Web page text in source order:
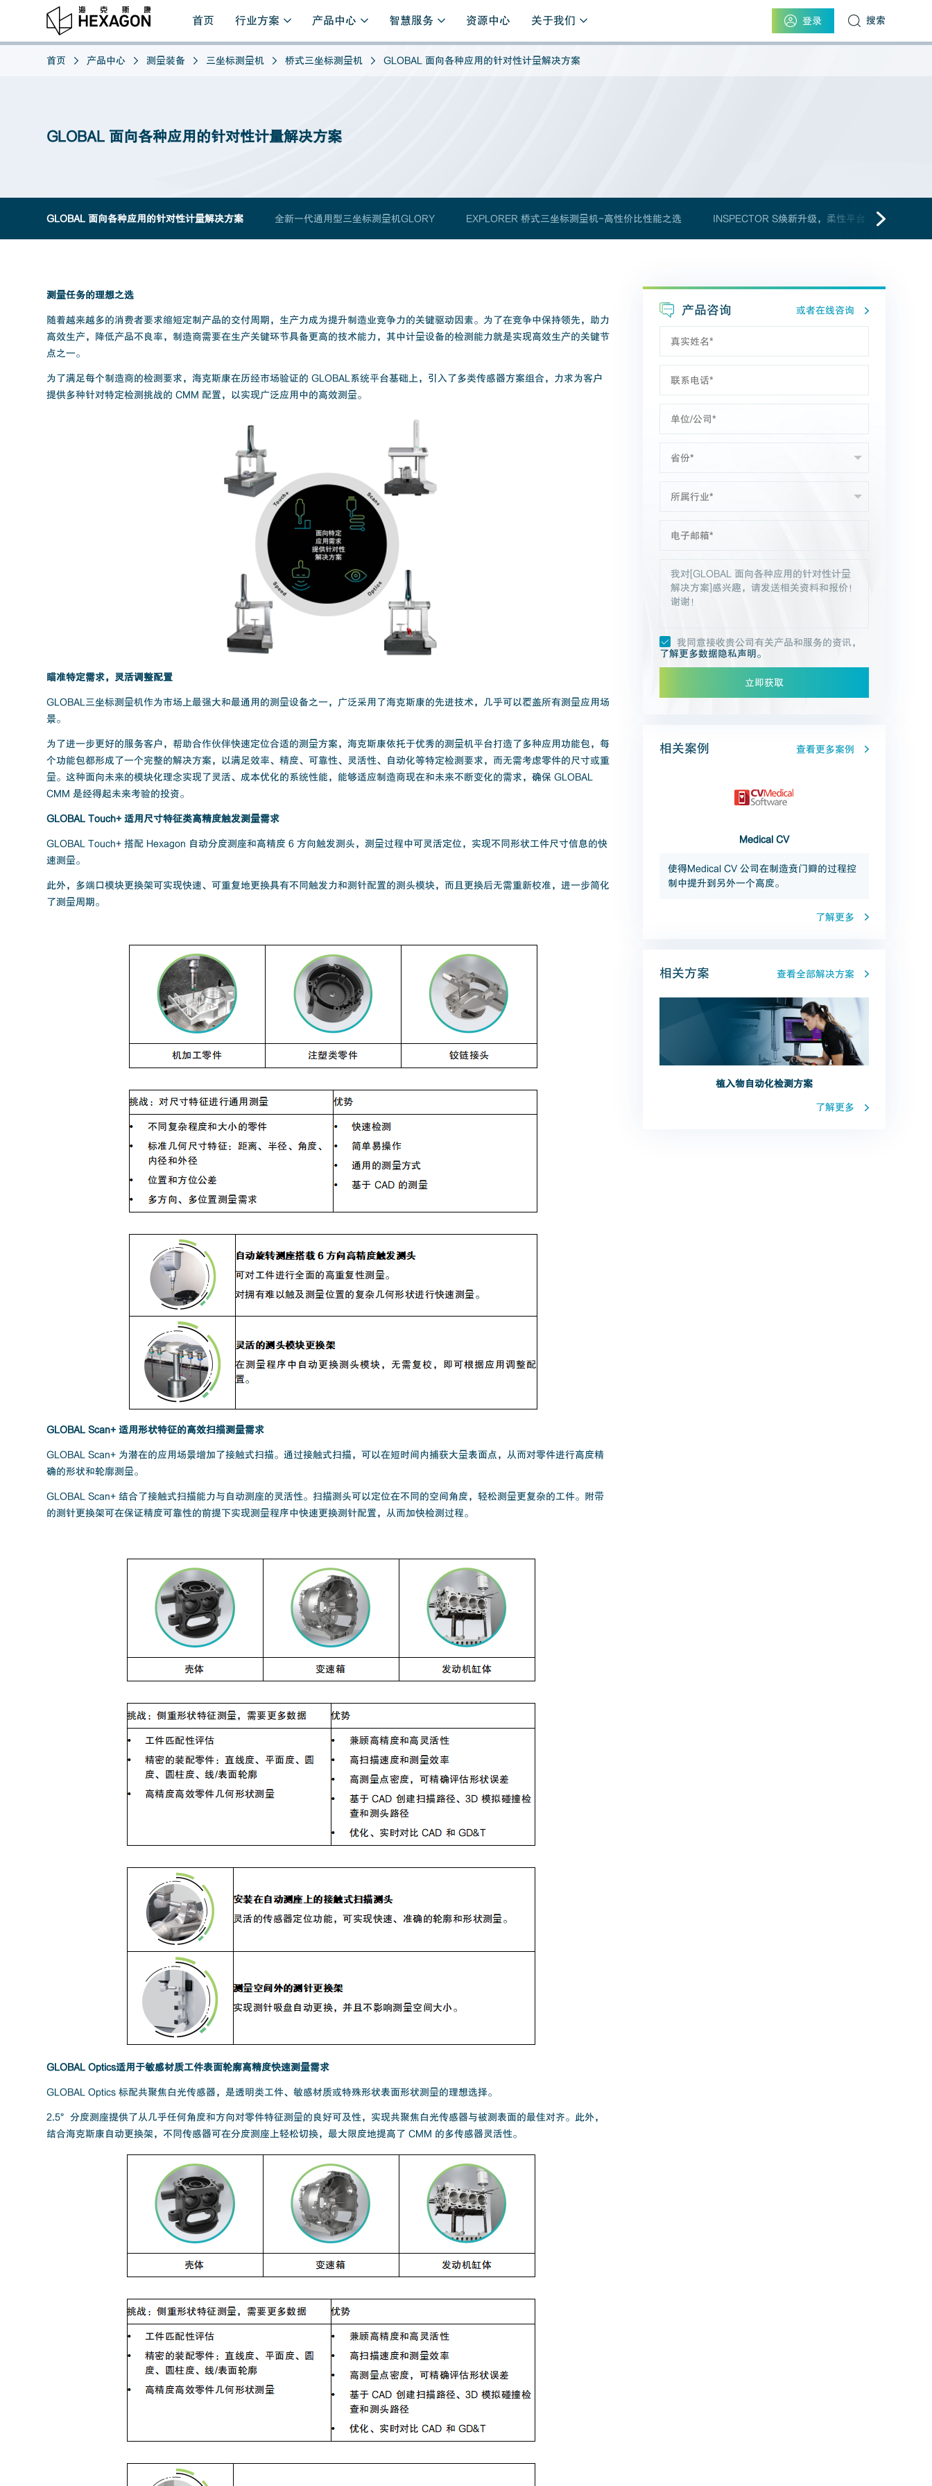
首页 行业方案 产品中心 智慧服务 资源中心 关于我们 登录 搜索
首页 产品中心 测量装备 三坐标测量机 桥式三坐标测量机 GLOBAL 面向各种应用的针对性计量解决方案
GLOBAL 面向各种应用的针对性计量解决方案
GLOBAL 面向各种应用的针对性计量解决方案 全新一代通用型三坐标测量机GLORY EXPLORER 桥式三坐标测量机-高性价比性能之选 INSPECTOR S焕新升级，柔性平台
测量任务的理想之选
随着越来越多的消费者要求缩短定制产品的交付周期，生产力成为提升制造业竞争力的关键驱动因素。为了在竞争中保持领先，助力
高效生产，降低产品不良率，制造商需要在生产关键环节具备更高的技术能力，其中计量设备的检测能力就是实现高效生产的关键节
点之一。
为了满足每个制造商的检测要求，海克斯康在历经市场验证的 GLOBAL系统平台基础上，引入了多类传感器方案组合，力求为客户
提供多种针对特定检测挑战的 CMM 配置，以实现广泛应用中的高效测量。
瞄准特定需求，灵活调整配置
GLOBAL三坐标测量机作为市场上最强大和最通用的测量设备之一，广泛采用了海克斯康的先进技术，几乎可以覆盖所有测量应用场
景。
为了进一步更好的服务客户，帮助合作伙伴快速定位合适的测量方案，海克斯康依托于优秀的测量机平台打造了多种应用功能包，每
个功能包都形成了一个完整的解决方案，以满足效率、精度、可靠性、灵活性、自动化等特定检测要求，而无需考虑零件的尺寸或重
量。这种面向未来的模块化理念实现了灵活、成本优化的系统性能，能够适应制造商现在和未来不断变化的需求，确保 GLOBAL
CMM 是经得起未来考验的投资。
GLOBAL Touch+ 适用尺寸特征类高精度触发测量需求
GLOBAL Touch+ 搭配 Hexagon 自动分度测座和高精度 6 方向触发测头，测量过程中可灵活定位，实现不同形状工件尺寸信息的快
速测量。
此外，多端口模块更换架可实现快速、可重复地更换具有不同触发力和测针配置的测头模块，而且更换后无需重新校准，进一步简化
了测量周期。
GLOBAL Scan+ 适用形状特征的高效扫描测量需求
GLOBAL Scan+ 为潜在的应用场景增加了接触式扫描。通过接触式扫描，可以在短时间内捕获大量表面点，从而对零件进行高度精
确的形状和轮廓测量。
GLOBAL Scan+ 结合了接触式扫描能力与自动测座的灵活性。扫描测头可以定位在不同的空间角度，轻松测量更复杂的工件。附带
的测针更换架可在保证精度可靠性的前提下实现测量程序中快速更换测针配置，从而加快检测过程。
GLOBAL Optics适用于敏感材质工件表面轮廓高精度快速测量需求
GLOBAL Optics 标配共聚焦白光传感器，是透明类工件、敏感材质或特殊形状表面形状测量的理想选择。
2.5°分度测座提供了从几乎任何角度和方向对零件特征测量的良好可及性，实现共聚焦白光传感器与被测表面的最佳对齐。此外，
结合海克斯康自动更换架，不同传感器可在分度测座上轻松切换，最大限度地提高了 CMM 的多传感器灵活性。
产品咨询 或者在线咨询
我同意接收贵公司有关产品和服务的资讯，
了解更多数据隐私声明。
立即获取
相关案例 查看更多案例
Medical CV
使得Medical CV 公司在制造贲门瓣的过程控
制中提升到另外一个高度。
了解更多
相关方案 查看全部解决方案
植入物自动化检测方案
了解更多